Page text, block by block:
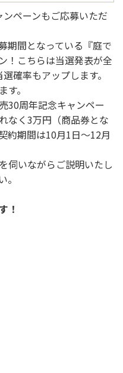
定休日：水曜日
ペーンもご応募いただ
期間となっている『庭で
！こちらは当選発表が全
確率もアップします。
。
30周年記念キャンペー
なく3万円（商品券とな
約期間は10月1日～12月
伺いながらご説明いたし
！